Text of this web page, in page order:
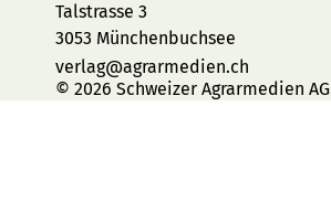
Talstrasse 3
3053 Münchenbuchsee
verlag@agrarmedien.ch
© 2026 Schweizer Agrarmedien AG